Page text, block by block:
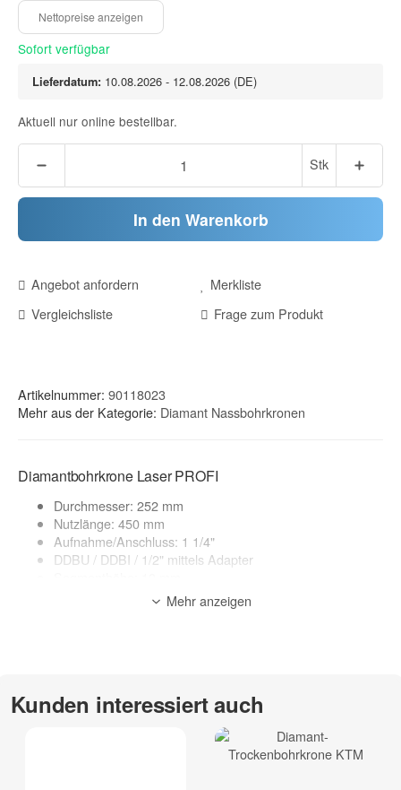
Sofort verfügbar
Lieferdatum: 10.08.2026 - 12.08.2026 (DE)
Aktuell nur online bestellbar.
Stk
In den Warenkorb
Angebot anfordern
Merkliste
Vergleichsliste
Frage zum Produkt
Artikelnummer: 90118023
Mehr aus der Kategorie: Diamant Nassbohrkronen
Diamantbohrkrone Laser PROFI
Durchmesser: 252 mm
Nutzlänge: 450 mm
Aufnahme/Anschluss: 1 1/4"
DDBU / DDBI / 1/2" mittels Adapter
Segmentierung: Profi Turbo-Segment
Beton armiert / Stahlbeton, Altbeton, Waschbeton, Beton,
Kalksandstein hochverdichtet, Mauerwerk (hart), Ziegel (hart),
Leichtbeton, Poroton, Kalksandstein, Ziegel (mittelhart),
Mauerwerk (mittelhart), Klinker (weich), Ziegel (weich),
Mehr anzeigen
Kunden interessiert auch